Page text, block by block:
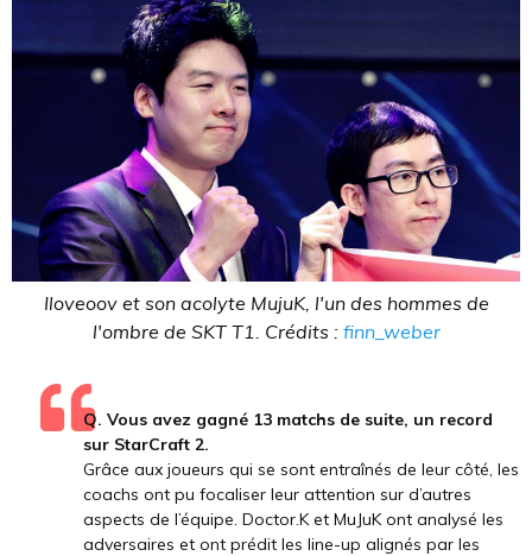
Iloveoov et son acolyte MujuK, l'un des hommes de
l'ombre de SKT T1. Crédits : finn_weber
Q. Vous avez gagné 13 matchs de suite, un record
sur StarCraft 2.
Grâce aux joueurs qui se sont entraînés de leur côté, les
coachs ont pu focaliser leur attention sur d’autres
aspects de l’équipe. Doctor.K et MuJuK ont analysé les
adversaires et ont prédit les line-up alignés par les